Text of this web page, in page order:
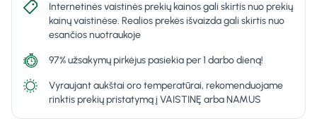
Internetinės vaistinės prekių kainos gali skirtis nuo prekių
kainų vaistinėse. Realios prekės išvaizda gali skirtis nuo
esančios nuotraukoje
97% užsakymų pirkėjus pasiekia per 1 darbo dieną!
Vyraujant aukštai oro temperatūrai, rekomenduojame
rinktis prekių pristatymą į VAISTINĘ arba NAMUS